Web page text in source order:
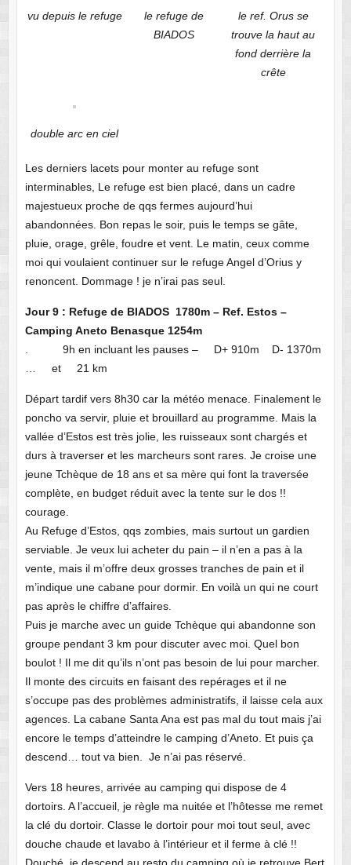
vu depuis le refuge
le refuge de
BIADOS
le ref. Orus se
trouve la haut au
fond derrière la
crête
double arc en ciel
Les derniers lacets pour monter au refuge sont
interminables, Le refuge est bien placé, dans un cadre
majestueux proche de qqs fermes aujourd’hui
abandonnées. Bon repas le soir, puis le temps se gâte,
pluie, orage, grêle, foudre et vent. Le matin, ceux comme
moi qui voulaient continuer sur le refuge Angel d’Orius y
renoncent. Dommage ! je n’irai pas seul.
Jour 9 : Refuge de BIADOS 1780m – Ref. Estos –
Camping Aneto Benasque 1254m
. 9h en incluant les pauses – D+ 910m D- 1370m
… et 21 km
Départ tardif vers 8h30 car la météo menace. Finalement le
poncho va servir, pluie et brouillard au programme. Mais la
vallée d’Estos est très jolie, les ruisseaux sont chargés et
durs à traverser et les marcheurs sont rares. Je croise une
jeune Tchèque de 18 ans et sa mère qui font la traversée
complète, en budget réduit avec la tente sur le dos !!
courage.
Au Refuge d’Estos, qqs zombies, mais surtout un gardien
serviable. Je veux lui acheter du pain – il n’en a pas à la
vente, mais il m’offre deux grosses tranches de pain et il
m’indique une cabane pour dormir. En voilà un qui ne court
pas après le chiffre d’affaires.
Puis je marche avec un guide Tchèque qui abandonne son
groupe pendant 3 km pour discuter avec moi. Quel bon
boulot ! Il me dit qu’ils n’ont pas besoin de lui pour marcher.
Il monte des circuits en faisant des repérages et il ne
s’occupe pas des problèmes administratifs, il laisse cela aux
agences. La cabane Santa Ana est pas mal du tout mais j’ai
encore le temps d’atteindre le camping d’Aneto. Et puis ça
descend… tout va bien. Je n’ai pas réservé.
Vers 18 heures, arrivée au camping qui dispose de 4
dortoirs. A l’accueil, je règle ma nuitée et l’hôtesse me remet
la clé du dortoir. Classe le dortoir pour moi tout seul, avec
douche chaude et lavabo à l’intérieur et il ferme à clé !!